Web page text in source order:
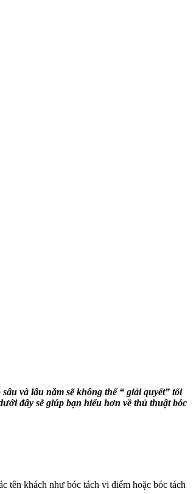
và lâu năm sẽ không thể “ giải quyết” tối
đây sẽ giúp bạn hiểu hơn về thủ thuật bóc
tên khách như bóc tách vi điểm hoặc bóc tách